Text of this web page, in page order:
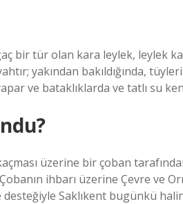
bir tür olan kara leylek, leylek
yakından bakıldığında,
ve bataklıklarda ve tatlı su
üzerine bir çoban
ihbarı üzerine Çevre ve
Saklıkent bugünkü